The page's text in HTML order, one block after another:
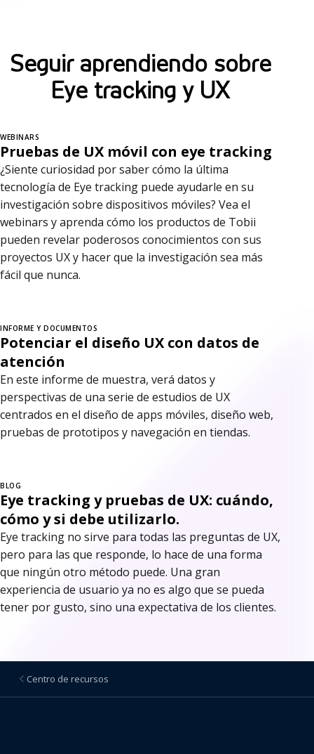
Seguir aprendiendo sobre
Eye tracking y UX
WEBINARS
Pruebas de UX móvil con eye tracking
¿Siente curiosidad por saber cómo la última
tecnología de Eye tracking puede ayudarle en su
investigación sobre dispositivos móviles? Vea el
webinars y aprenda cómo los productos de Tobii
pueden revelar poderosos conocimientos con sus
proyectos UX y hacer que la investigación sea más
fácil que nunca.
INFORME Y DOCUMENTOS
Potenciar el diseño UX con datos de
atención
En este informe de muestra, verá datos y
perspectivas de una serie de estudios de UX
centrados en el diseño de apps móviles, diseño web,
pruebas de prototipos y navegación en tiendas.
BLOG
Eye tracking y pruebas de UX: cuándo,
cómo y si debe utilizarlo.
Eye tracking no sirve para todas las preguntas de UX,
pero para las que responde, lo hace de una forma
que ningún otro método puede. Una gran
experiencia de usuario ya no es algo que se pueda
tener por gusto, sino una expectativa de los clientes.
Centro de recursos